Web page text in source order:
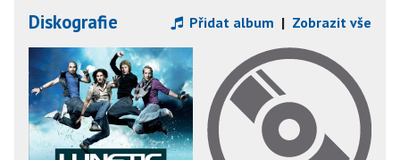
Diskografie Přidat album | Zobrazit vše